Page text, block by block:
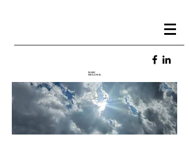
MARC
MEGANCK